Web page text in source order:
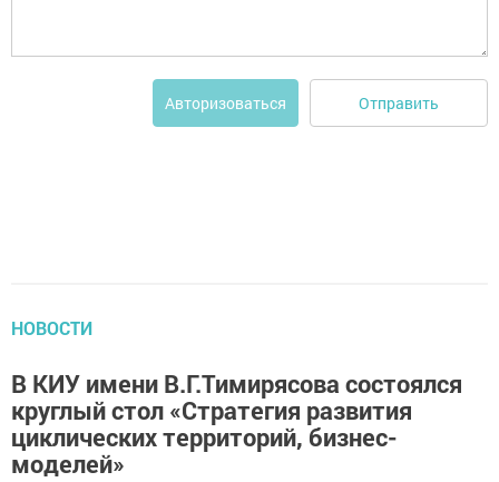
Авторизоваться Отправить
НОВОСТИ
В КИУ имени В.Г.Тимирясова состоялся
круглый стол «Стратегия развития
циклических территорий, бизнес-
моделей»